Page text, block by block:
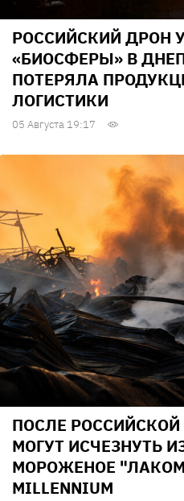
РОССИЙСКИЙ ДРОН
«БИОСФЕРЫ» В
ПОТЕРЯЛА
ЛОГИСТИКИ
05 Августа 19:17
ПОСЛЕ
МОГУТ ИСЧЕЗНУТЬ
МОРОЖЕНОЕ
MILLENNIUM